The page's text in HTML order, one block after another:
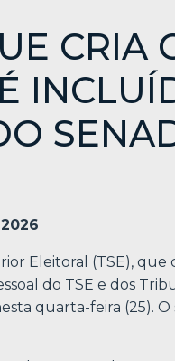
CRIA
Eleitoral (TSE), que
do TSE e dos
quarta-feira (25).